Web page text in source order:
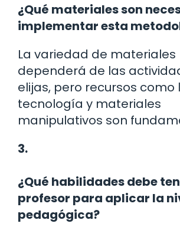
¿Qué materiales son
implementar esta
La variedad de materiales
dependerá de las
elijas, pero recursos como
tecnología y materiales
manipulativos son
3.
¿Qué habilidades debe
profesor para aplicar la
pedagógica?